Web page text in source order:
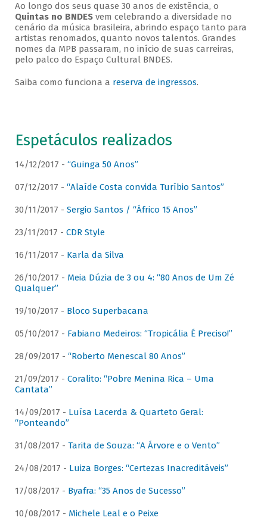
Ao longo dos seus quase 30 anos de existência, o
Quintas no BNDESvem celebrando a diversidade no
cenário da música brasileira, abrindo espaço tanto para
artistas renomados, quanto novos talentos. Grandes
nomes da MPB passaram, no início de suas carreiras,
pelo palco do Espaço Cultural BNDES.
Saiba como funciona a reserva de ingressos.
Espetáculos realizados
14/12/2017 - “Guinga 50 Anos”
07/12/2017 - “Alaíde Costa convida Turíbio Santos”
30/11/2017 - Sergio Santos / “Áfrico 15 Anos”
23/11/2017 - CDR Style
16/11/2017 - Karla da Silva
26/10/2017 - Meia Dúzia de 3 ou 4: “80 Anos de Um Zé
Qualquer”
19/10/2017 - Bloco Superbacana
05/10/2017 - Fabiano Medeiros: “Tropicália É Preciso!”
28/09/2017 - “Roberto Menescal 80 Anos”
21/09/2017 - Coralito: “Pobre Menina Rica – Uma
Cantata”
14/09/2017 - Luísa Lacerda & Quarteto Geral:
“Ponteando”
31/08/2017 - Tarita de Souza: “A Árvore e o Vento”
24/08/2017 - Luiza Borges: “Certezas Inacreditáveis”
17/08/2017 - Byafra: “35 Anos de Sucesso”
10/08/2017 - Michele Leal e o Peixe